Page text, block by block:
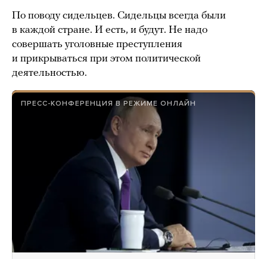
По поводу сидельцев. Сидельцы всегда были
в каждой стране. И есть, и будут. Не надо
совершать уголовные преступления
и прикрываться при этом политической
деятельностью.
ПРЕСС-КОНФЕРЕНЦИЯ В РЕЖИМЕ ОНЛАЙН